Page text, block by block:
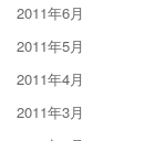
2011年6月
2011年5月
2011年4月
2011年3月